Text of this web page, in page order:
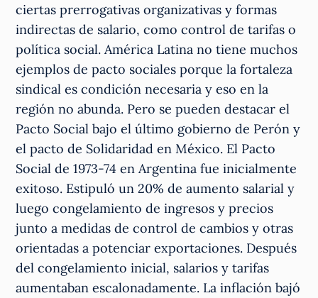
ciertas prerrogativas organizativas y formas
indirectas de salario, como control de tarifas o
política social. América Latina no tiene muchos
ejemplos de pacto sociales porque la fortaleza
sindical es condición necesaria y eso en la
región no abunda. Pero se pueden destacar el
Pacto Social bajo el último gobierno de Perón y
el pacto de Solidaridad en México. El Pacto
Social de 1973-74 en Argentina fue inicialmente
exitoso. Estipuló un 20% de aumento salarial y
luego congelamiento de ingresos y precios
junto a medidas de control de cambios y otras
orientadas a potenciar exportaciones. Después
del congelamiento inicial, salarios y tarifas
aumentaban escalonadamente. La inflación bajó